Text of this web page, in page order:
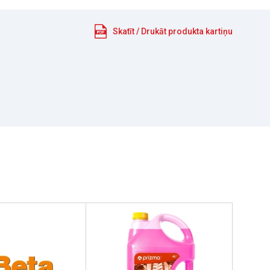
Skatīt / Drukāt produkta kartiņu